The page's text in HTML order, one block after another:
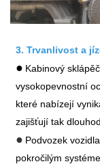
3. Trvanlivost a
● Kabinový
vysokopevnostní
které nabízejí
zajišťují tak
● Podvozek
pokročilým